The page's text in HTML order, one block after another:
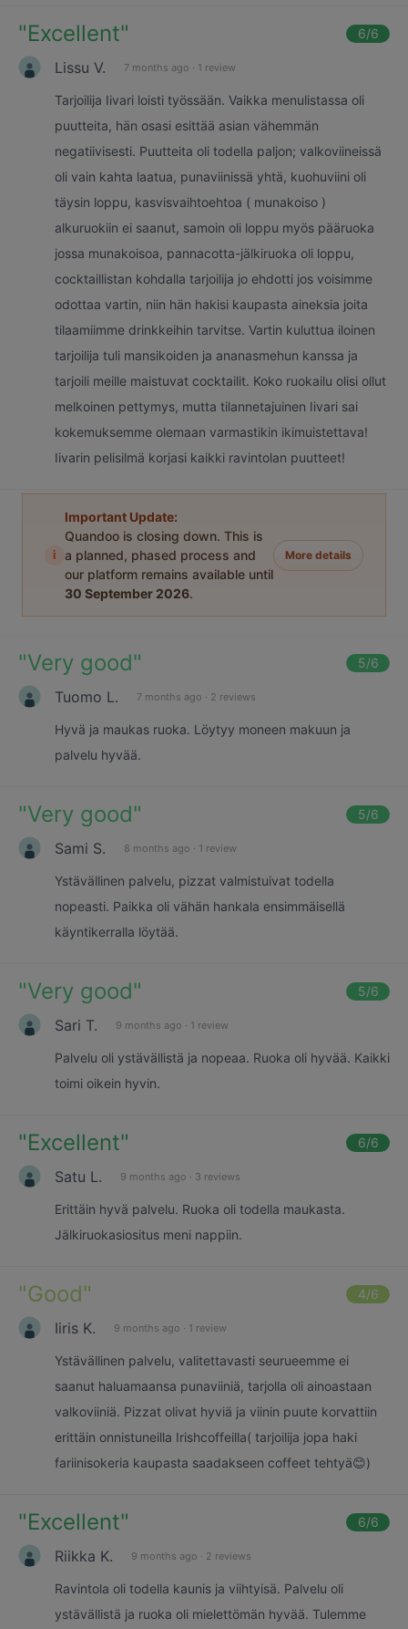
"Excellent" 6/6
Lissu V. 7 months ago · 1 review
Tarjoilija Iivari loisti työssään. Vaikka menulistassa oli
puutteita, hän osasi esittää asian vähemmän
negatiivisesti. Puutteita oli todella paljon; valkoviineissä
oli vain kahta laatua, punaviinissä yhtä, kuohuviini oli
täysin loppu, kasvisvaihtoehtoa ( munakoiso )
alkuruokiin ei saanut, samoin oli loppu myös pääruoka
jossa munakoisoa, pannacotta-jälkiruoka oli loppu,
cocktaillistan kohdalla tarjoilija jo ehdotti jos voisimme
odottaa vartin, niin hän hakisi kaupasta aineksia joita
tilaamiimme drinkkeihin tarvitse. Vartin kuluttua iloinen
tarjoilija tuli mansikoiden ja ananasmehun kanssa ja
tarjoili meille maistuvat cocktailit. Koko ruokailu olisi ollut
melkoinen pettymys, mutta tilannetajuinen Iivari sai
kokemuksemme olemaan varmastikin ikimuistettava!
Iivarin pelisilmä korjasi kaikki ravintolan puutteet!
i
Important Update:
Quandoo is closing down. This is
a planned, phased process and
our platform remains available until
30 September 2026.
More details
"Very good" 5/6
Tuomo L. 7 months ago · 2 reviews
Hyvä ja maukas ruoka. Löytyy moneen makuun ja
palvelu hyvää.
"Very good" 5/6
Sami S. 8 months ago · 1 review
Ystävällinen palvelu, pizzat valmistuivat todella
nopeasti. Paikka oli vähän hankala ensimmäisellä
käyntikerralla löytää.
"Very good" 5/6
Sari T. 9 months ago · 1 review
Palvelu oli ystävällistä ja nopeaa. Ruoka oli hyvää. Kaikki
toimi oikein hyvin.
"Excellent" 6/6
Satu L. 9 months ago · 3 reviews
Erittäin hyvä palvelu. Ruoka oli todella maukasta.
Jälkiruokasiositus meni nappiin.
"Good" 4/6
Iiris K. 9 months ago · 1 review
Ystävällinen palvelu, valitettavasti seurueemme ei
saanut haluamaansa punaviiniä, tarjolla oli ainoastaan
valkoviiniä. Pizzat olivat hyviä ja viinin puute korvattiin
erittäin onnistuneilla Irishcoffeilla( tarjoilija jopa haki
fariinisokeria kaupasta saadakseen coffeet tehtyä😊)
"Excellent" 6/6
Riikka K. 9 months ago · 2 reviews
Ravintola oli todella kaunis ja viihtyisä. Palvelu oli
ystävällistä ja ruoka oli mielettömän hyvää. Tulemme